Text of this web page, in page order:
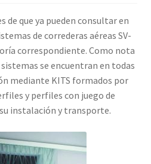
de que ya pueden consultar en
de correderas aéreas SV-
correspondiente. Como nota
se encuentran en todas
mediante KITS formados por
y perfiles con juego de
instalación y transporte.